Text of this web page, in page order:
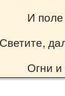
И
Светите,
Огни и